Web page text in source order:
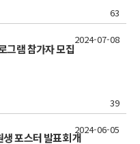
63
그램 참가자 모집
39
2024-07-08
포스터 발표회 개
2024-06-05